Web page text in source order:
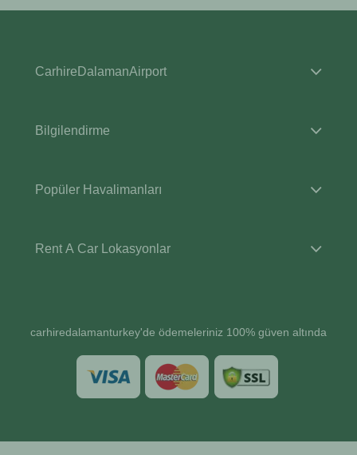
CarhireDalamanAirport
Bilgilendirme
Popüler Havalimanları
Rent A Car Lokasyonlar
carhiredalamanturkey'de ödemeleriniz 100% güven altında